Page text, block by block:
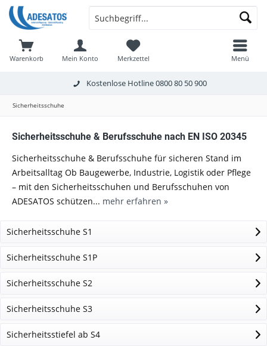
Kostenlose Hotline0800 80 50 900
Warenkorb Merkzettel
Mein Konto Menü
Sicherheitsschuhe
Sicherheitsschuhe & Berufsschuhe nach EN ISO 20345
Sicherheitsschuhe & Berufsschuhe für sicheren Stand im
Arbeitsalltag Ob Baugewerbe, Industrie, Logistik oder Pflege
– mit den Sicherheitsschuhen und Berufsschuhen von
ADESATOS schützen... mehr erfahren »
Sicherheitsschuhe S1
Sicherheitsschuhe S1P
Sicherheitsschuhe S2
Sicherheitsschuhe S3
Sicherheitsstiefel ab S4